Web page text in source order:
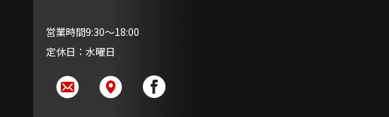
営業時間9:30～18:00
定休日：水曜日